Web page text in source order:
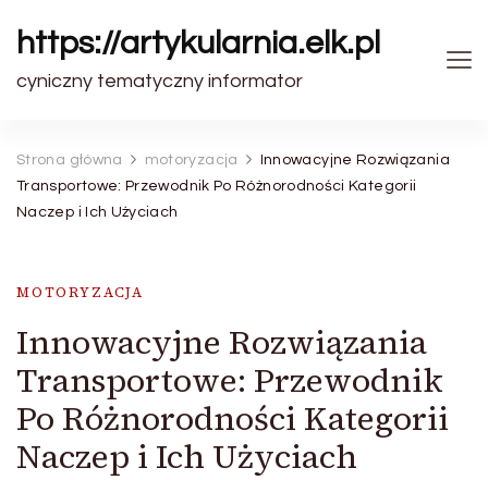
https://artykularnia.elk.pl
cyniczny tematyczny informator
Strona główna motoryzacja
Innowacyjne Rozwiązania
Transportowe: Przewodnik Po Różnorodności Kategorii
Naczep i Ich Użyciach
MOTORYZACJA
Innowacyjne Rozwiązania
Transportowe: Przewodnik
Po Różnorodności Kategorii
Naczep i Ich Użyciach